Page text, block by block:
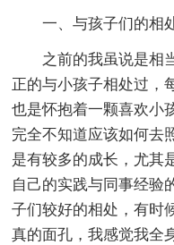
一、与孩子们的相
之前的我虽说是相
正的与小孩子相处过，
也是怀抱着一颗喜欢小
完全不知道应该如何去
是有较多的成长，尤其
自己的实践与同事经验
子们较好的相处，有时
真的面孔，我感觉我全